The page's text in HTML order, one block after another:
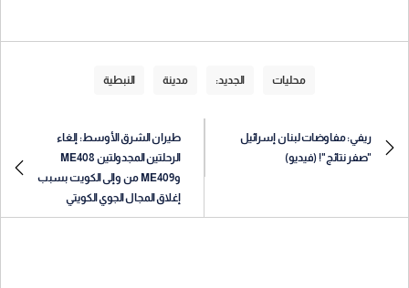
محليات الجديد: مدينة النبطية
ريفي: مفاوضات لبنان إسرائيل
"صفر نتائج"! (فيديو)
طيران الشرق الأوسط: إلغاء
الرحلتين المجدولتين ME408
وME409 من وإلى الكويت بسبب
إغلاق المجال الجوي الكويتي